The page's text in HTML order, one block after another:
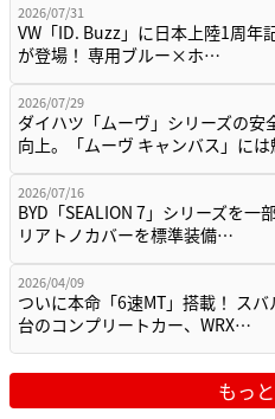
2026/07/31
VW「ID. Buzz」に日本上陸1周年
が登場！ 専用ブルー×ホ…
2026/07/29
ダイハツ「ムーヴ」シリーズの安
向上。「ムーヴ キャンバス」に
2026/07/16
BYD「SEALION 7」シリーズを一
リアトノカバーを標準装備…
2026/04/09
ついに本命「6速MT」搭載！ ス
台のコンプリートカー、WRX…
もっ